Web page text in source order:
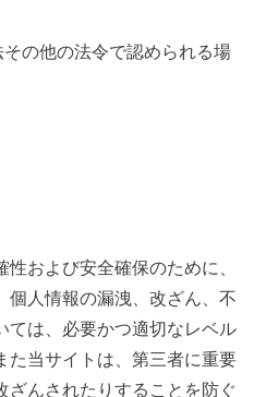
の他の法令で認められる場
および安全確保のために、
個人情報の漏洩、改ざん、不
ては、必要かつ適切なレベル
た当サイトは、第三者に重要
ざんされたりすることを防ぐ